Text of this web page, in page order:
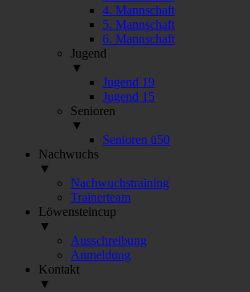
4. Mannschaft
5. Mannschaft
6. Mannschaft
Jugend
▼
Jugend 19
Jugend 15
Senioren
▼
Senioren ü50
Nachwuchs
▼
Nachwuchstraining
Trainerteam
Löwensteincup
▼
Ausschreibung
Anmeldung
Kontakt
▼